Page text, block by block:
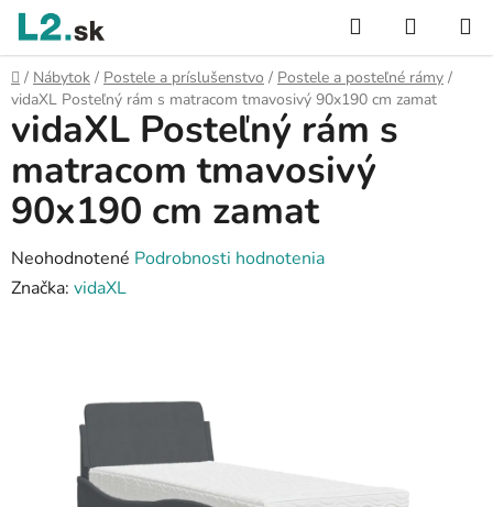
Prejsť
obsah
Hľadať
KOŠÍK
Domov
/ Nábytok / Postele a príslušenstvo / Postele a posteľné rámy /
vidaXL Posteľný rám s matracom tmavosivý 90x190 cm zamat
vidaXL Posteľný rám s
matracom tmavosivý
90x190 cm zamat
Priemerné
hodnotenie
hviezdičiek.
Neohodnotené Podrobnosti hodnotenia
Značka: vidaXL